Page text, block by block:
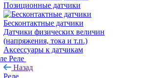
Позиционные датчики
Бесконтактные датчики
Датчики физических величин
(напряжения, тока и т.п.)
Аксессуары к датчикам
Реле
Назад
Реле